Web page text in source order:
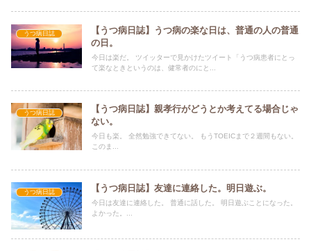
うつ病日誌
【うつ病日誌】うつ病の楽な日は、普通の人の普通
の日。
今日は楽だ。 ツイッターで見かけたツイート「うつ病患者にとっ
て楽なときというのは、健常者のにと...
うつ病日誌
【うつ病日誌】親孝行がどうとか考えてる場合じゃ
ない。
今日も楽。 全然勉強できてない。 もうTOEICまで２週間もない。
このま...
うつ病日誌 【うつ病日誌】友達に連絡した。明日遊ぶ。
今日は友達に連絡した。 普通に話した。 明日遊ぶことになった。
よかった。...